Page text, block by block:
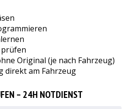
prüfen
Original (je nach Fahrzeug)
direkt am Fahrzeug
– 24H NOTDIENST